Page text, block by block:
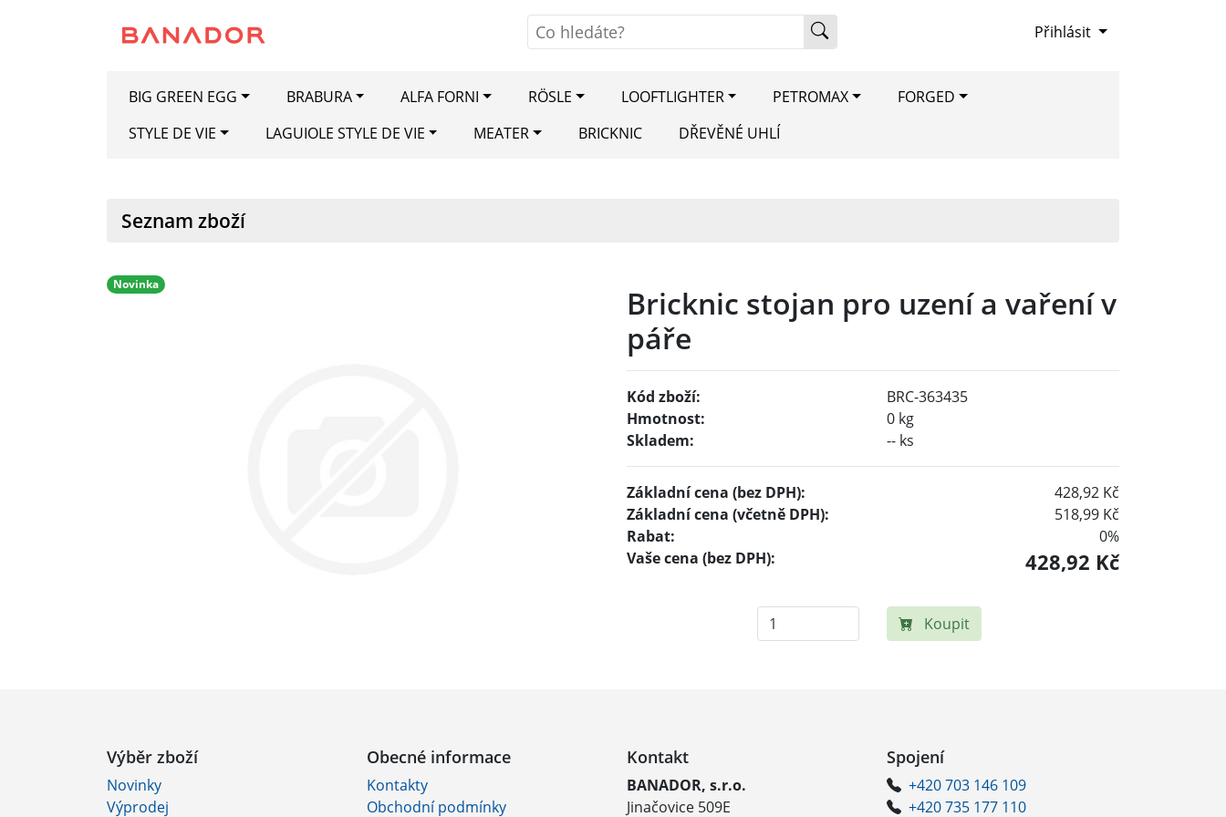
Přihlásit
BIG GREEN EGG BRABURA ALFA FORNI RÖSLE LOOFTLIGHTER PETROMAX
FORGED
STYLE DE VIE
LAGUIOLE STYLE DE VIE MEATER BRICKNIC DŘEVĚNÉ UHLÍ
Seznam zboží
Novinka
Bricknic stojan pro uzení a vaření v
páře
Kód zboží:
BRC-363435
Hmotnost:
0 kg
Skladem:
-- ks
Základní cena (bez DPH):
428,92 Kč
Základní cena (včetně DPH):
518,99 Kč
Rabat:
0%
Vaše cena (bez DPH):
428,92 Kč
Koupit
Výběr zboží
Novinky
Výprodej
Obecné informace
Kontakty
Obchodní podmínky
Kontakt
BANADOR, s.r.o.
Jinačovice 509E
Spojení
+420 703 146 109
+420 735 177 110